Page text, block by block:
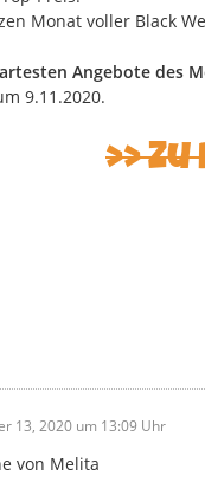
Monat voller Black
Angebote des
9.11.2020.
13, 2020 um 13:09 Uhr
von Melita